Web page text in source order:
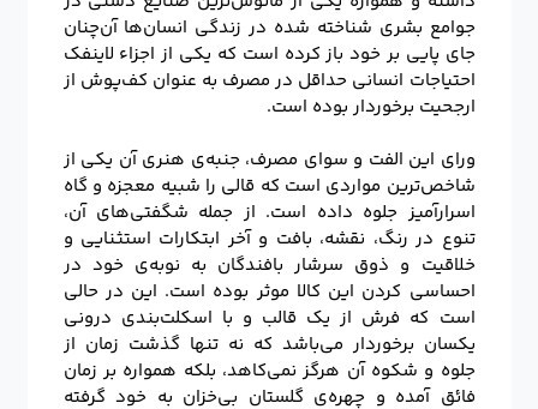
جوامع بشری شناخته شده در زندگی انسان‌ها آن‌چنان
جای پایی بر خود باز کرده است که یکی از اجزاء لاینفک
احتیاجات انسانی حداقل در مصرف به عنوان کف‌پوش از
ارجحیت برخوردار بوده است.
ورای این الفت و سوای مصرف، جنبه‌ی هنری آن یکی از
شاخص‌ترین مواردی است که قالی را شبیه معجزه و گاه
اسرارآمیز جلوه داده است. از جمله شگفتی‌های آن،
تنوع در رنگ، نقشه، بافت و آخر ابتکارات استثنایی و
خلاقیت و ذوق سرشار بافندگان به نوبه‌ی خود در
احساسی کردن این کالا موثر بوده است. این در حالی
است که فرش از یک قالب و با اسکلت‌بندی درونی
یکسان برخوردار می‌باشد که نه تنها گذشت زمان از
جلوه و شکوه آن هرگز نمی‌کاهد، بلکه همواره بر زمان
فائق آمده و چهره‌ی گلستان بی‌خزان به خود گرفته